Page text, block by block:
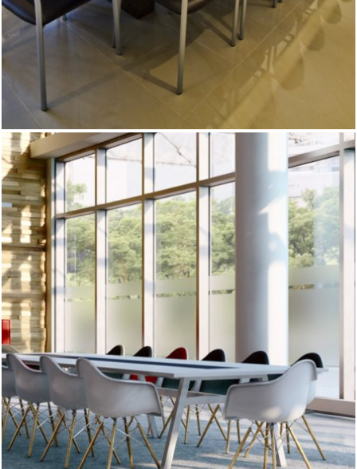
Stoły A łączą w sobie funkcjonalność z nowoczesnością.
Niebanalny design sprawia, że wyróżniają się spośród mebli
konferencyjnych. Dostępność blatów w szerokiej gamie
materiałów, połączone z solidnymi, metalowym nogami, w
kilku opcjach materiałowych daje nam uniwersalny stół do
każdej sali konferencyjnej. Zastosowanie w blacie wstawki
ze szkła piaskowanego dodaje smaku i elegancji